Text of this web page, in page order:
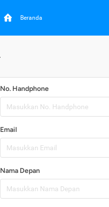
Beranda
No. Handphone
Email
Nama Depan